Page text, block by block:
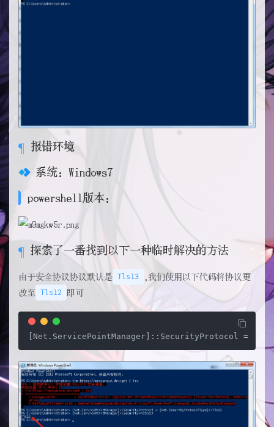
报错环境
系统：Windows7
powershell版本：
探索了一番找到以下一种临时解决的方法
由于安全协议协议默认是 Tls13
,我们使用以下代码将协议更
改至
Tls12 即可
[Net.ServicePointManager] ::SecurityProtocol =